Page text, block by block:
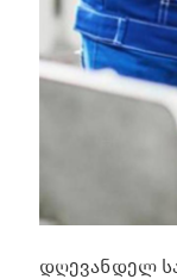
დღევანდელ